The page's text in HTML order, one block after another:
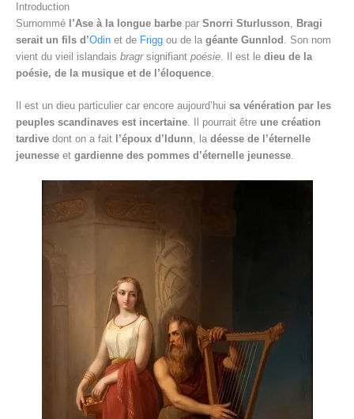
Introduction
Surnommé l’Ase à la longue barbe par Snorri Sturlusson
Bragi
serait un fils d’Odin et de Frigg ou de la géante Gunnlod
. Son nom
vient du vieil islandais bragrsignifiant poésie . Il est le dieu de la
poésie, de la musique et de l’éloquence
Il est un dieu particulier car encore aujourd’hui sa vénération par les
peuples scandinaves est incertaine. Il pourrait être une création
tardive dont on a fait l’époux d’Idunn, la déesse de l’éternelle
jeunesse et gardienne des pommes d’éternelle jeunesse.